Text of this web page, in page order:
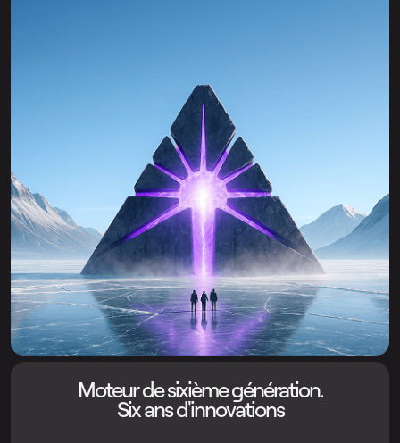
Moteur de sixième génération.
Six ans d'innovations